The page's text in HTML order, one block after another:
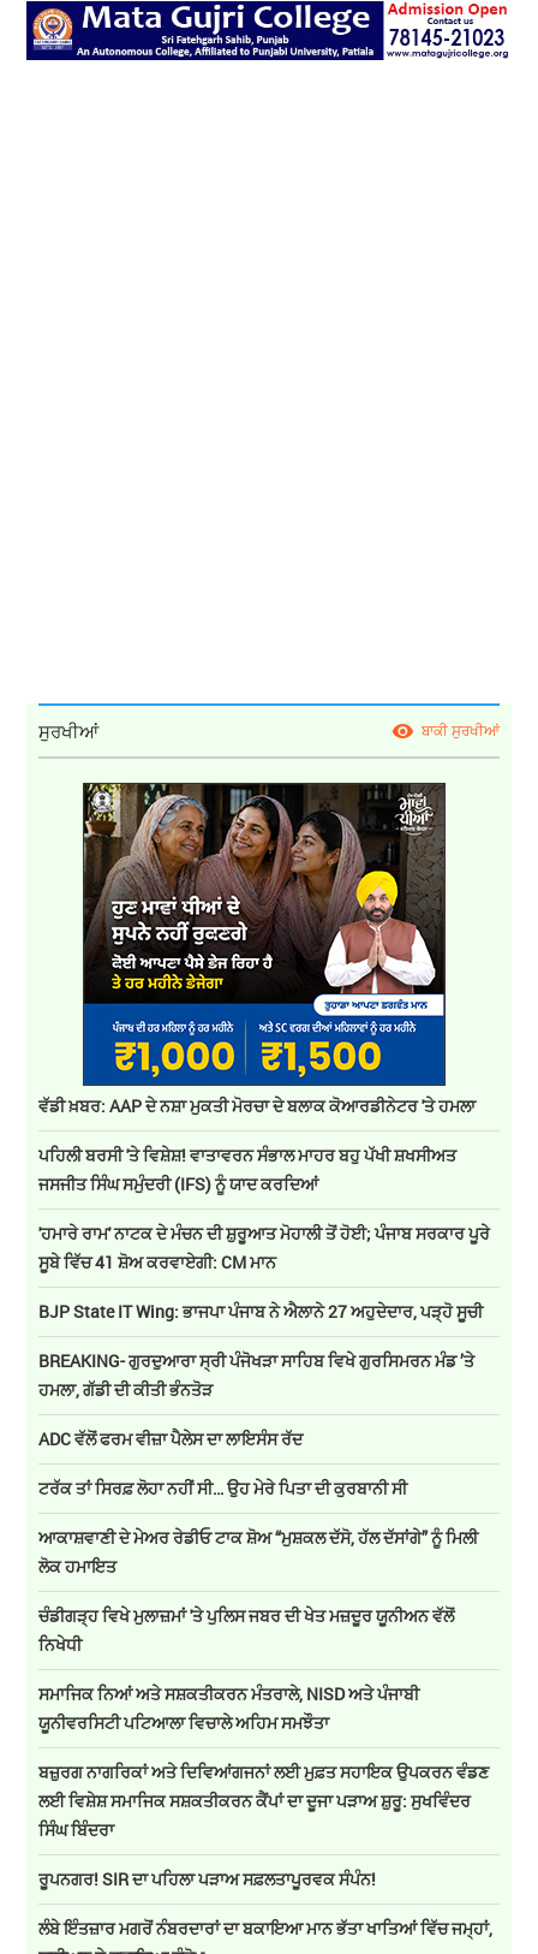
ਸੁਰਖੀਆਂ ਬਾਕੀ ਸੁਰਖੀਆਂ
ਵੱਡੀ ਖ਼ਬਰ: AAP ਦੇ ਨਸ਼ਾ ਮੁਕਤੀ ਮੋਰਚਾ ਦੇ ਬਲਾਕ ਕੋਆਰਡੀਨੇਟਰ 'ਤੇ ਹਮਲਾ
ਪਹਿਲੀ ਬਰਸੀ 'ਤੇ ਵਿਸ਼ੇਸ਼! ਵਾਤਾਵਰਨ ਸੰਭਾਲ ਮਾਹਰ ਬਹੁ ਪੱਖੀ ਸ਼ਖਸੀਅਤ
ਜਸਜੀਤ ਸਿੰਘ ਸਮੁੰਦਰੀ (IFS) ਨੂੰ ਯਾਦ ਕਰਦਿਆਂ
'ਹਮਾਰੇ ਰਾਮ' ਨਾਟਕ ਦੇ ਮੰਚਨ ਦੀ ਸ਼ੁਰੂਆਤ ਮੋਹਾਲੀ ਤੋਂ ਹੋਈ; ਪੰਜਾਬ ਸਰਕਾਰ ਪੂਰੇ
ਸੂਬੇ ਵਿੱਚ 41 ਸ਼ੋਅ ਕਰਵਾਏਗੀ: CM ਮਾਨ
BJP State IT Wing: ਭਾਜਪਾ ਪੰਜਾਬ ਨੇ ਐਲਾਨੇ 27 ਅਹੁਦੇਦਾਰ, ਪੜ੍ਹੋ ਸੂਚੀ
BREAKING- ਗੁਰਦੁਆਰਾ ਸ੍ਰੀ ਪੰਜੋਖੜਾ ਸਾਹਿਬ ਵਿਖੇ ਗੁਰਸਿਮਰਨ ਮੰਡ ’ਤੇ
ਹਮਲਾ, ਗੱਡੀ ਦੀ ਕੀਤੀ ਭੰਨਤੋੜ
ADC ਵੱਲੋਂ ਫਰਮ ਵੀਜ਼ਾ ਪੈਲੇਸ ਦਾ ਲਾਇਸੰਸ ਰੱਦ
ਟਰੱਕ ਤਾਂ ਸਿਰਫ਼ ਲੋਹਾ ਨਹੀਂ ਸੀ… ਉਹ ਮੇਰੇ ਪਿਤਾ ਦੀ ਕੁਰਬਾਨੀ ਸੀ
ਆਕਾਸ਼ਵਾਣੀ ਦੇ ਮੇਅਰ ਰੇਡੀਓ ਟਾਕ ਸ਼ੋਅ “ਮੁਸ਼ਕਲ ਦੱਸੋ, ਹੱਲ ਦੱਸਾਂਗੇ” ਨੂੰ ਮਿਲੀ
ਲੋਕ ਹਮਾਇਤ
ਚੰਡੀਗੜ੍ਹ ਵਿਖੇ ਮੁਲਾਜ਼ਮਾਂ 'ਤੇ ਪੁਲਿਸ ਜਬਰ ਦੀ ਖੇਤ ਮਜ਼ਦੂਰ ਯੂਨੀਅਨ ਵੱਲੋਂ
ਨਿਖੇਧੀ
ਸਮਾਜਿਕ ਨਿਆਂ ਅਤੇ ਸਸ਼ਕਤੀਕਰਨ ਮੰਤਰਾਲੇ, NISD ਅਤੇ ਪੰਜਾਬੀ
ਯੂਨੀਵਰਸਿਟੀ ਪਟਿਆਲਾ ਵਿਚਾਲੇ ਅਹਿਮ ਸਮਝੌਤਾ
ਬਜ਼ੁਰਗ ਨਾਗਰਿਕਾਂ ਅਤੇ ਦਿਵਿਆਂਗਜਨਾਂ ਲਈ ਮੁਫ਼ਤ ਸਹਾਇਕ ਉਪਕਰਨ ਵੰਡਣ
ਲਈ ਵਿਸ਼ੇਸ਼ ਸਮਾਜਿਕ ਸਸ਼ਕਤੀਕਰਨ ਕੈਂਪਾਂ ਦਾ ਦੂਜਾ ਪੜਾਅ ਸ਼ੁਰੂ: ਸੁਖਵਿੰਦਰ
ਸਿੰਘ ਬਿੰਦਰਾ
ਰੂਪਨਗਰ! SIR ਦਾ ਪਹਿਲਾ ਪੜਾਅ ਸਫ਼ਲਤਾਪੂਰਵਕ ਸੰਪੰਨ!
ਲੰਬੇ ਇੰਤਜ਼ਾਰ ਮਗਰੋਂ ਨੰਬਰਦਾਰਾਂ ਦਾ ਬਕਾਇਆ ਮਾਨ ਭੱਤਾ ਖਾਤਿਆਂ ਵਿੱਚ ਜਮ੍ਹਾਂ,